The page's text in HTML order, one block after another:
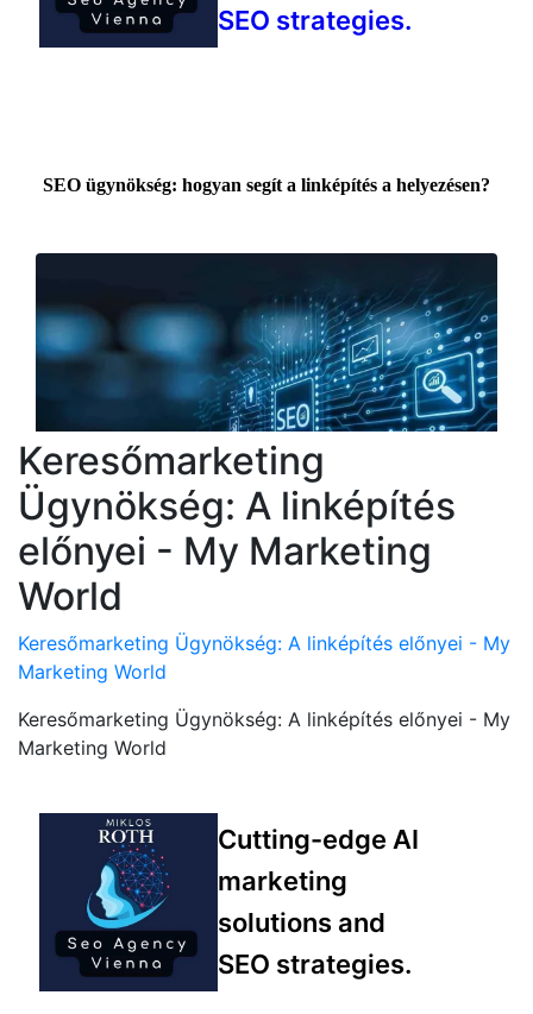
Keresőmarketing
Ügynökség: A linképítés
előnyei - My Marketing
World
Keresőmarketing Ügynökség: A linképítés előnyei - My
Marketing World
Keresőmarketing Ügynökség: A linképítés előnyei - My
Marketing World